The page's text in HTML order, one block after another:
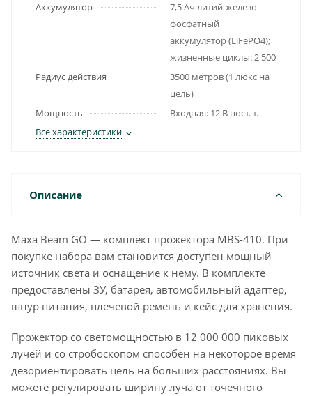
Аккумулятор
7,5 Ач литий-железо-
фосфатный
аккумулятор (LiFePO4);
жизненные циклы: 2 500
Радиус действия
3500 метров (1 люкс на
цель)
Мощность
Входная: 12 В пост. т.
Все характеристики
Описание
Maxa Beam GO — комплект прожектора MBS-410. При
покупке набора вам становится доступен мощный
источник света и оснащение к нему. В комплекте
предоставлены ЗУ, батарея, автомобильный адаптер,
шнур питания, плечевой ремень и кейс для хранения.
Прожектор со светомощностью в 12 000 000 пиковых
лучей и со стробоскопом способен на некоторое время
дезориентировать цель на больших расстояниях. Вы
можете регулировать ширину луча от точечного